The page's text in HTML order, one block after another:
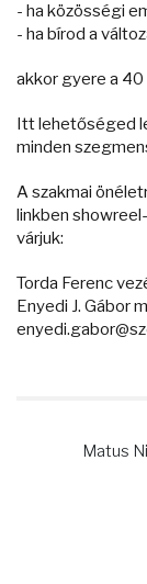
- ha közösségi
- ha bírod a
akkor gyere a 40
Itt lehetőséged
minden
A szakmai
linkben
várjuk:
Torda Ferenc
Enyedi J. Gábor
Matus